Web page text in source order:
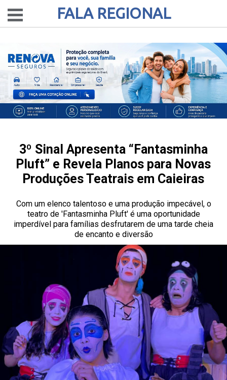
FALA REGIONAL
3º Sinal Apresenta “Fantasminha
Pluft” e Revela Planos para Novas
Produções Teatrais em Caieiras
Com um elenco talentoso e uma produção impecável, o
teatro de 'Fantasminha Pluft' é uma oportunidade
imperdível para famílias desfrutarem de uma tarde cheia
de encanto e diversão